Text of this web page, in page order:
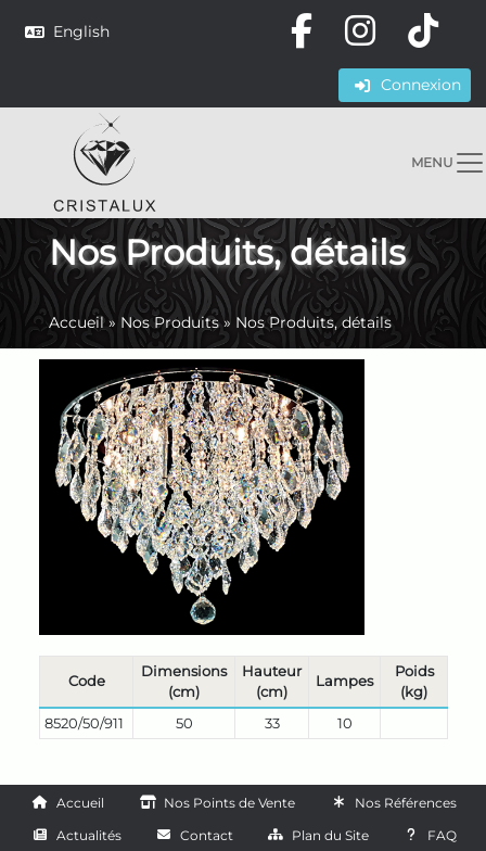
English
Connexion
MENU
Nos Produits, détails
Accueil» Nos Produits» Nos Produits, détails
Code
Dimensions
(cm)
Hauteur
(cm)
Lampes
Poids
(kg)
8520/50/911
50 33 10
Accueil Nos Points de Vente
Nos Références
Actualités
Contact Plan du Site
FAQ